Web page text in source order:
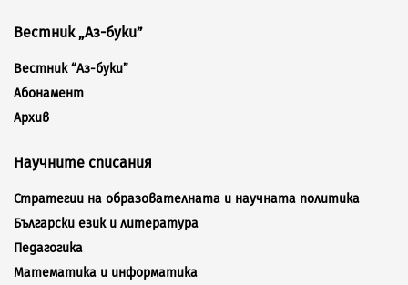
Вестник „Аз-буки”
Вестник “Аз-буки”
Абонамент
Архив
Научните списания
Стратегии на образователната и научната политика
Български език и литература
Педагогика
Математика и информатика